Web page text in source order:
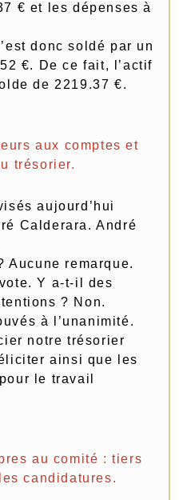
€ et les dépenses à
donc soldé par un
€. De ce fait, l’actif
de 2219.37 €.
aux comptes et
trésorier.
aujourd’hui
Calderara. André
Aucune remarque.
Y a-t-il des
? Non.
à l’unanimité.
notre trésorier
ainsi que les
le travail
au comité : tiers
candidatures.